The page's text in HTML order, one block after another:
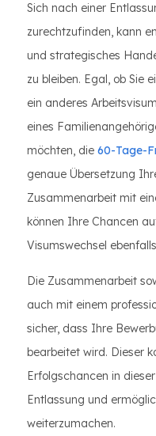
Sich nach einer
zurechtzufinden, kann
und strategisches
zu bleiben. Egal, ob Sie
ein anderes
eines
möchten, die 60-Tage-
genaue Übersetzung
Zusammenarbeit mit
können Ihre Chancen
Visumswechsel
Die Zusammenarbeit
auch mit einem
sicher, dass Ihre
bearbeitet wird. Dieser
Erfolgschancen in
Entlassung und
weiterzumachen.